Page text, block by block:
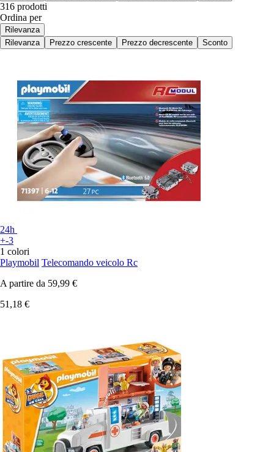
316 prodotti
Ordina per
Rilevanza
Rilevanza
Prezzo crescente Prezzo decrescente Sconto
24h
+-3
1 colori
Playmobil Telecomando veicolo Rc
A partire da 59,99 €
51,18 €